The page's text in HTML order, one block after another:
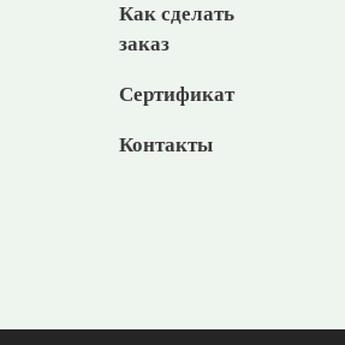
Как сделать
заказ
Сертификат
Контакты